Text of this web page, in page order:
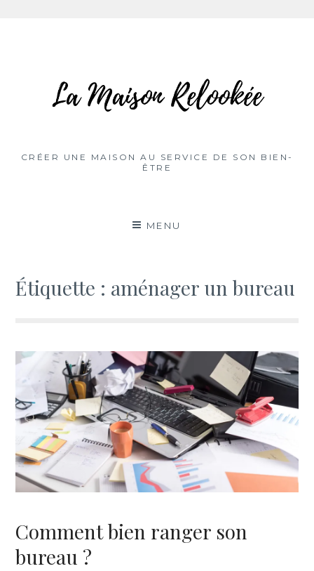
CRÉER UNE MAISON AU SERVICE DE SON BIEN-
ÊTRE
MENU
Étiquette : aménager un bureau
Comment bien ranger son
bureau ?